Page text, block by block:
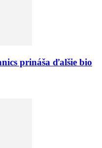
prináša ďalšie bio